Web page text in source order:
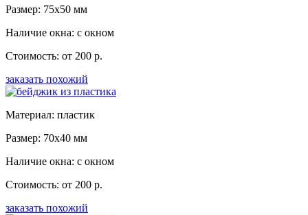
Размер: 75x50 мм
Наличие окна: с окном
Стоимость: от 200 р.
заказать похожий
Материал: пластик
Размер: 70x40 мм
Наличие окна: с окном
Стоимость: от 200 р.
заказать похожий